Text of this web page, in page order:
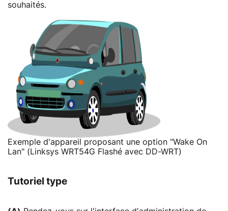
souhaités.
Exemple d'appareil proposant une option "Wake On
Lan" (Linksys WRT54G Flashé avec DD-WRT)
Tutoriel type